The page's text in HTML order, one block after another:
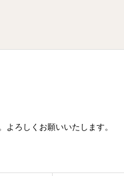
よろしくお願いいたします。